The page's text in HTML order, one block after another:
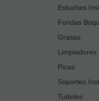
Estuches
Fundas
Grasas
Limpiadores
Picas
Soportes
Tudeles